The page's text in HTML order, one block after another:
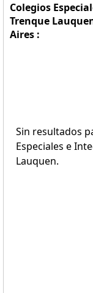
Colegios
Trenque
Aires :
Sin resultados
Especiales e
Lauquen.